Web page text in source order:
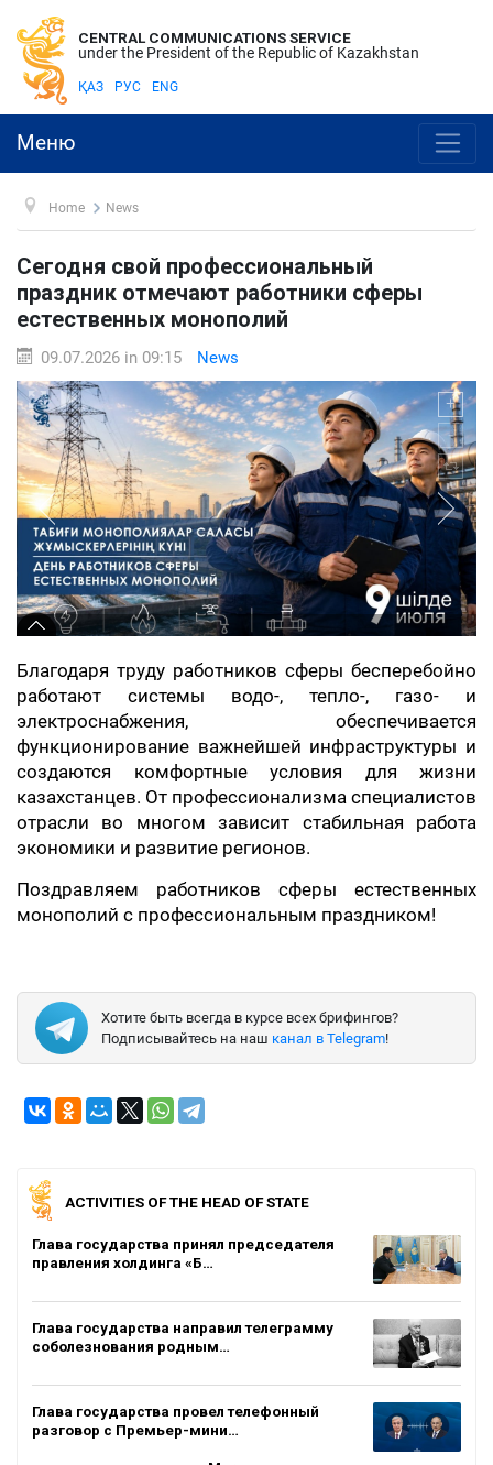
CENTRAL COMMUNICATIONS SERVICE
under the President of the Republic of Kazakhstan
ҚАЗ РУС ENG
Меню
Home News
Сегодня свой профессиональный
праздник отмечают работники сферы
естественных монополий
09.07.2026 in 09:15 News
Благодаря труду работников сферы бесперебойно
работают системы водо-, тепло-, газо- и
электроснабжения, обеспечивается
функционирование важнейшей инфраструктуры и
создаются комфортные условия для жизни
казахстанцев. От профессионализма специалистов
отрасли во многом зависит стабильная работа
экономики и развитие регионов.
Поздравляем работников сферы естественных
монополий с профессиональным праздником!
Хотите быть всегда в курсе всех брифингов?
Подписывайтесь на наш канал в Telegram!
ACTIVITIES OF THE HEAD OF STATE
Глава государства принял председателя
правления холдинга «Б…
Глава государства направил телеграмму
соболезнования родным…
Глава государства провел телефонный
разговор с Премьер-мини…